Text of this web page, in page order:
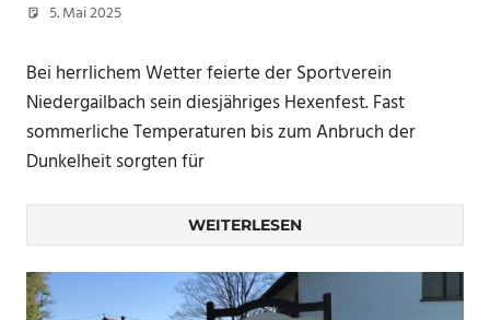
5. Mai 2025
Bei herrlichem Wetter feierte der Sportverein
Niedergailbach sein diesjähriges Hexenfest. Fast
sommerliche Temperaturen bis zum Anbruch der
Dunkelheit sorgten für
WEITERLESEN